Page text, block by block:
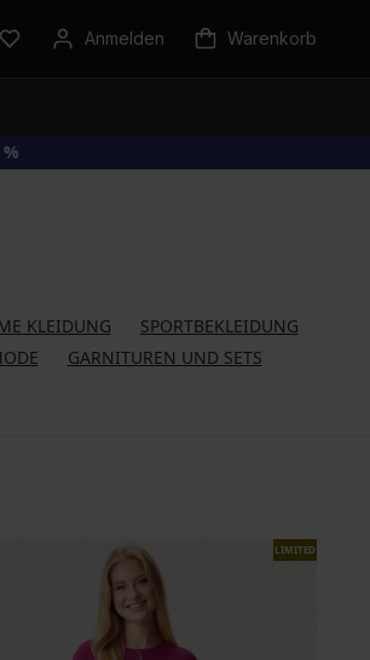
Anmelden Warenkorb
KLEIDUNG
SPORTBEKLEIDUNG
GARNITUREN UND SETS
LIMITED